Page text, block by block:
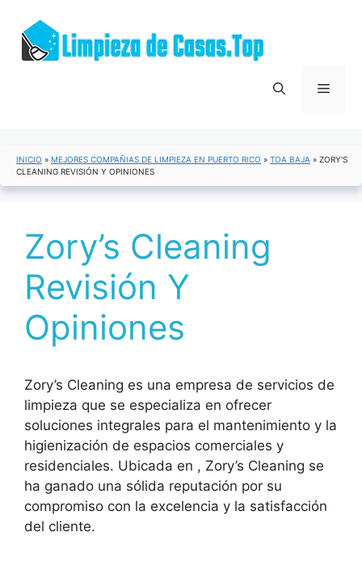
contenido
Menú
INICIO » MEJORES COMPAÑIAS DE LIMPIEZA EN PUERTO RICO » TOA BAJA » ZORY'S
CLEANING REVISIÓN Y OPINIONES
Zory’s Cleaning
Revisión Y
Opiniones
Zory’s Cleaning es una empresa de servicios de
limpieza que se especializa en ofrecer
soluciones integrales para el mantenimiento y la
higienización de espacios comerciales y
residenciales. Ubicada en , Zory’s Cleaning se
ha ganado una sólida reputación por su
compromiso con la excelencia y la satisfacción
del cliente.